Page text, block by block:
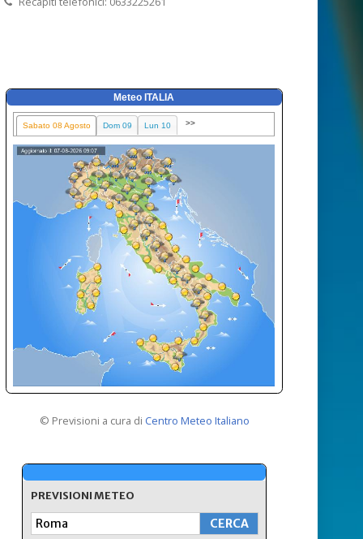
Meteo ITALIA
© Previsioni a cura di Centro Meteo Italiano